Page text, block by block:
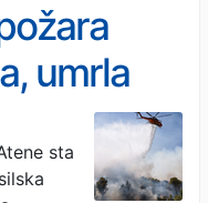
umrla
sta